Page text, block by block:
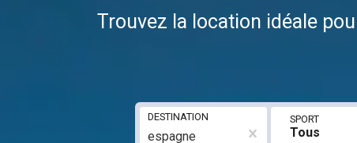
Trouvez la location idéale
DESTINATION SPORT
Tous